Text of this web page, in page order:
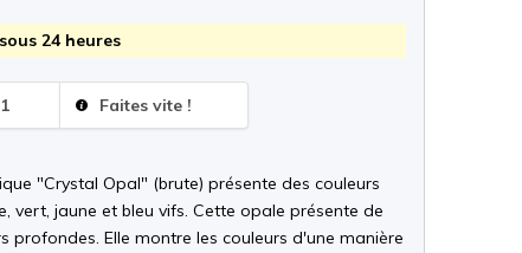
24 heures
Faites vite !
"Crystal Opal" (brute) présente des couleurs
vert, jaune et bleu vifs. Cette opale présente de
profondes. Elle montre les couleurs d'une manière